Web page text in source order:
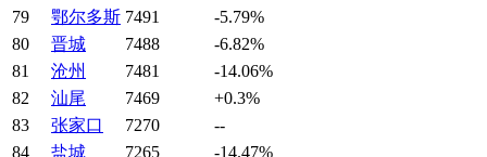
79
鄂尔多斯 7491
-5.79%
80
晋城 7488
-6.82%
81
沧州 7481
-14.06%
82
汕尾 7469
+0.3%
83
张家口 7270
--
84
盐城 7265
-14.47%